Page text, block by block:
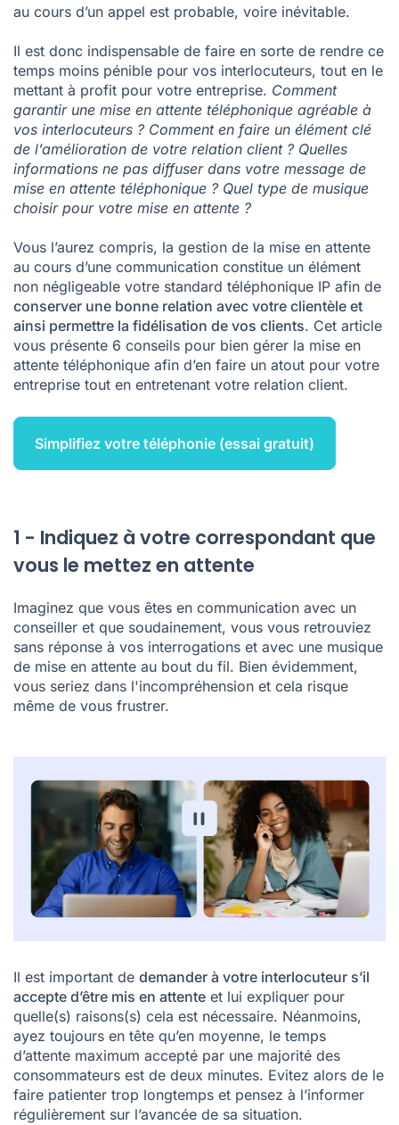
au cours d’un appel est probable, voire inévitable.
Il est donc indispensable de faire en sorte de rendre ce
temps moins pénible pour vos interlocuteurs, tout en le
mettant à profit pour votre entreprise. Comment
garantir une mise en attente téléphonique agréable à
vos interlocuteurs ? Comment en faire un élément clé
de l’amélioration de votre relation client ? Quelles
informations ne pas diffuser dans votre message de
mise en attente téléphonique ? Quel type de musique
choisir pour votre mise en attente ?
Vous l’aurez compris, la gestion de la mise en attente
au cours d’une communication constitue un élément
non négligeable votre standard téléphonique IP afin de
conserver une bonne relation avec votre clientèle et
ainsi permettre la fidélisation de vos clients. Cet article
vous présente 6 conseils pour bien gérer la mise en
attente téléphonique afin d’en faire un atout pour votre
entreprise tout en entretenant votre relation client.
Simplifiez votre téléphonie (essai gratuit)
1 - Indiquez à votre correspondant que
vous le mettez en attente
Imaginez que vous êtes en communication avec un
conseiller et que soudainement, vous vous retrouviez
sans réponse à vos interrogations et avec une musique
de mise en attente au bout du fil. Bien évidemment,
vous seriez dans l'incompréhension et cela risque
même de vous frustrer.
Il est important de demander à votre interlocuteur s’il
accepte d’être mis en attente et lui expliquer pour
quelle(s) raisons(s) cela est nécessaire. Néanmoins,
ayez toujours en tête qu’en moyenne, le temps
d’attente maximum accepté par une majorité des
consommateurs est de deux minutes. Evitez alors de le
faire patienter trop longtemps et pensez à l’informer
régulièrement sur l’avancée de sa situation.